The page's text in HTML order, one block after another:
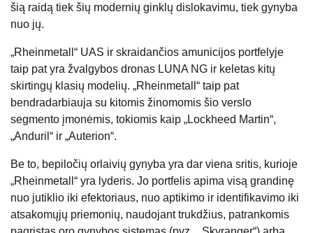
šią raidą tiek šių modernių ginklų dislokavimu, tiek gynyba
nuo jų.
„Rheinmetall“ UAS ir skraidančios amunicijos portfelyje
taip pat yra žvalgybos dronas LUNA NG ir keletas kitų
skirtingų klasių modelių. „Rheinmetall“ taip pat
bendradarbiauja su kitomis žinomomis šio verslo
segmento įmonėmis, tokiomis kaip „Lockheed Martin“,
„Anduril“ ir „Auterion“.
Be to, bepiločių orlaivių gynyba yra dar viena sritis, kurioje
„Rheinmetall“ yra lyderis. Jo portfelis apima visą grandinę
nuo jutiklio iki efektoriaus, nuo aptikimo ir identifikavimo iki
atsakomųjų priemonių, naudojant trukdžius, patrankomis